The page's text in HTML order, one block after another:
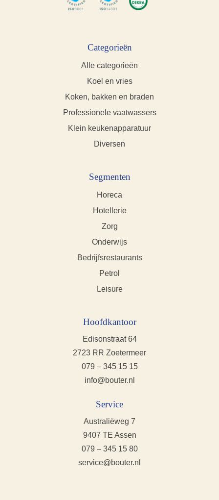
Categorieën
Alle categorieën
Koel en vries
Koken, bakken en braden
Professionele vaatwassers
Klein keukenapparatuur
Diversen
Segmenten
Horeca
Hotellerie
Zorg
Onderwijs
Bedrijfsrestaurants
Petrol
Leisure
Hoofdkantoor
Edisonstraat 64
2723 RR Zoetermeer
079 – 345 15 15
info@bouter.nl
Service
Australiëweg 7
9407 TE Assen
079 – 345 15 80
service@bouter.nl